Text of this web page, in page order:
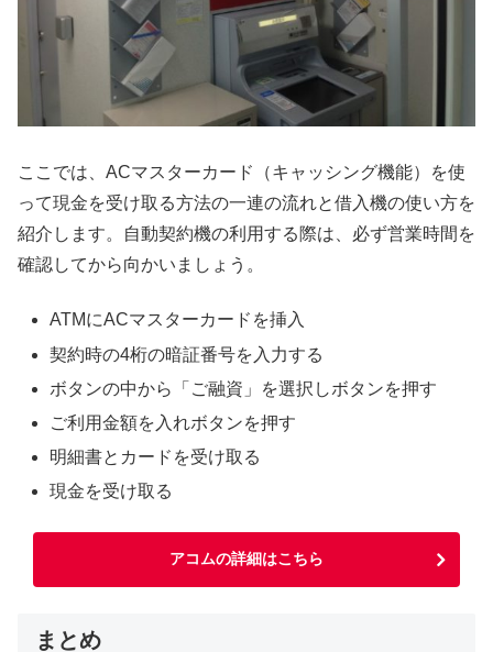
ここでは、ACマスターカード（キャッシング機能）を使
って現金を受け取る方法の一連の流れと借入機の使い方を
紹介します。自動契約機の利用する際は、必ず営業時間を
確認してから向かいましょう。
ATMにACマスターカードを挿入
契約時の4桁の暗証番号を入力する
ボタンの中から「ご融資」を選択しボタンを押す
ご利用金額を入れボタンを押す
明細書とカードを受け取る
現金を受け取る
アコムの詳細はこちら
まとめ